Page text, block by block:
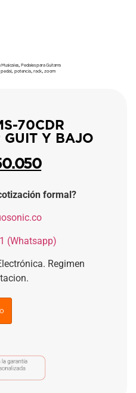
Musicales,Pedales para Guitarra
pedal, potencia,rack,zoom
70CDR
GUIT Y BAJO
formal?
(Whatsapp)
Regimen